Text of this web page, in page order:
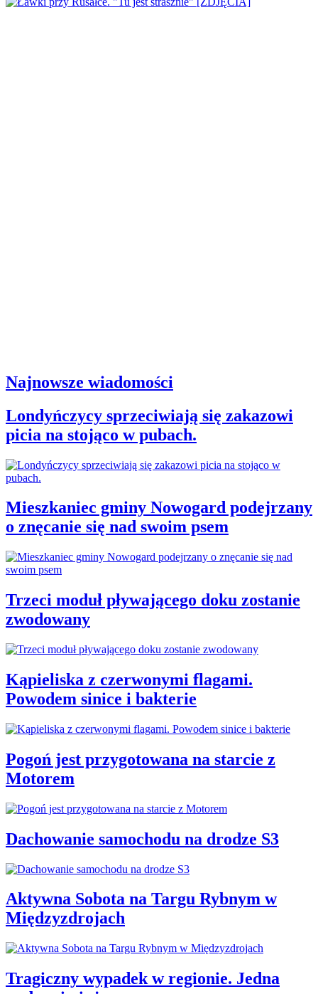
Najnowsze wiadomości
Londyńczycy sprzeciwiają się zakazowi
picia na stojąco w pubach.
Mieszkaniec gminy Nowogard podejrzany
o znęcanie się nad swoim psem
Trzeci moduł pływającego doku zostanie
zwodowany
Kąpieliska z czerwonymi flagami.
Powodem sinice i bakterie
Pogoń jest przygotowana na starcie z
Motorem
Dachowanie samochodu na drodze S3
Aktywna Sobota na Targu Rybnym w
Międzyzdrojach
Tragiczny wypadek w regionie. Jedna